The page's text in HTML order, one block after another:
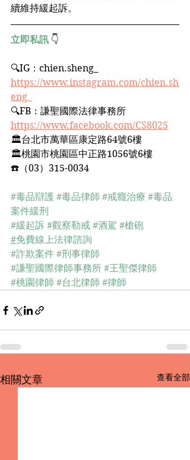
續維持緩起訴。
立即私訊 👇
🔍IG：chien.sheng_﻿
https://www.instagram.com/chien.sh
eng_
🔍FB：謙聖國際法律事務所﻿
https://www.facebook.com/CS8025
🏛台北市萬華區康定路64號6樓﻿
🏛桃園市桃園區中正路1056號6樓﻿
☎️（03）315-0034﻿
#毒品辯護 #毒品律師 #戒癮治療 #毒品
案件緩刑
#緩起訴 #觀察勒戒 #酒駕 #槍砲
#免費線上法律諮詢
#詐欺案件 #刑事律師
#謙聖國際律師事務所 #王聖傑律師
#桃園律師 #台北律師 #律師
相關文章 查看全部